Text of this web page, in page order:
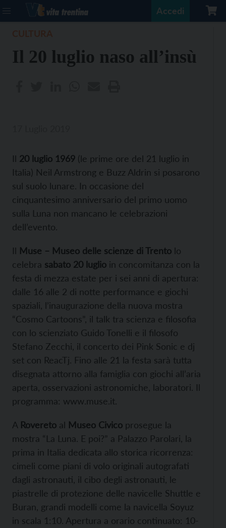
Accedi
Il 20 luglio naso all’insù
Il 20 luglio 1969 (le prime ore del 21 luglio in
Italia) Neil Armstrong e Buzz Aldrin si posarono
sul suolo lunare. In occasione del
cinquantesimo anniversario del primo uomo
sulla Luna non mancano le celebrazioni
dell’evento.
Il Muse – Museo delle scienze di Trento lo
celebra sabato 20 luglio in concomitanza con la
festa di mezza estate per i sei anni di apertura:
dalle 16 alle 2 di notte performance e giochi
spaziali, l’inaugurazione della nuova mostra
“Cosmo Cartoons”, il talk tra scienza e filosofia
con lo scienziato Guido Tonelli e il filosofo
Stefano Zecchi, il concerto dei Pink Sonic e dj
set con ReacTj. Fino alle 21 la festa sarà tutta
disegnata attorno alla famiglia con giochi all’aria
aperta, osservazioni astronomiche, laboratori. Il
programma: www.muse.it.
A Rovereto al Museo Civico prosegue la
mostra “La Luna. E poi?” a Palazzo Parolari, la
prima in Italia dedicata allo storica ricorrenza:
cimeli come piani di volo originali autografati
dagli astronauti, il cibo degli astronauti, le
piastrelle di protezione delle navicelle Shuttle e
Buran, grandi modelli come la navicella Soyuz
in scala 1:10. Apertura a orario continuato: 10-